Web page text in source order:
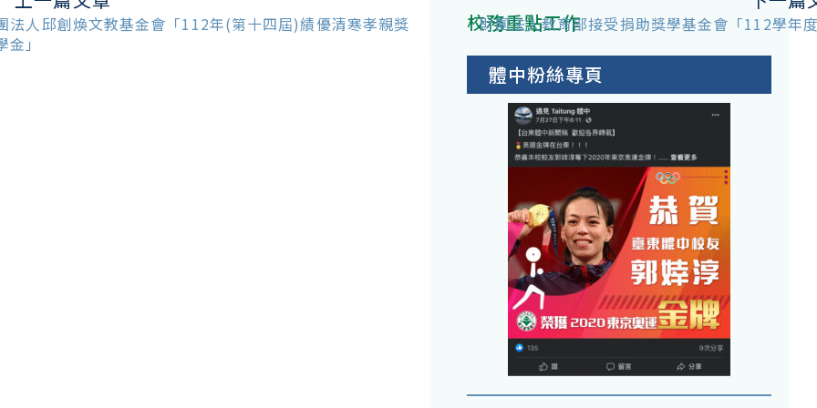
法人邱創煥文教基金會「112年(第十四屆)績優清寒孝親獎
金」
財團法人教育部接受捐助獎學基金會「112學年
校務重點工作
體中粉絲專頁